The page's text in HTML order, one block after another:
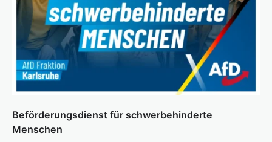
Beförderungsdienst für schwerbehinderte
Menschen